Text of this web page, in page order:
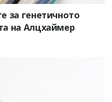
за генетичното
на Алцхаймер